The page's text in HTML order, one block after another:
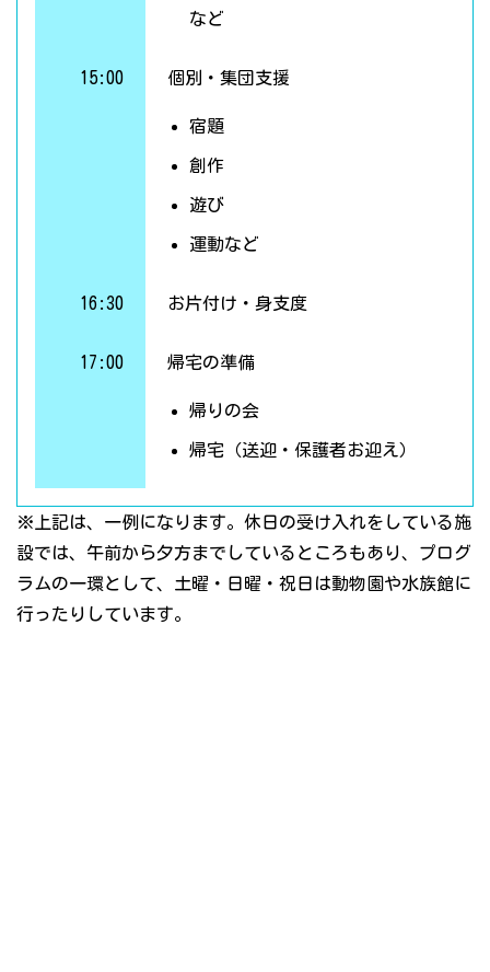
など
15:00 個別・集団支援
宿題
創作
遊び
運動など
16:30 お片付け・身支度
17:00 帰宅の準備
帰りの会
帰宅（送迎・保護者お迎え）
※上記は、一例になります。休日の受け入れをしている施
設では、午前から夕方までしているところもあり、プログ
ラムの一環として、土曜・日曜・祝日は動物園や水族館に
行ったりしています。